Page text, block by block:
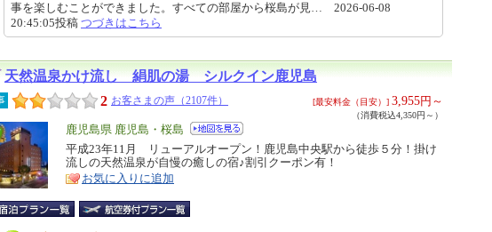
事を楽しむことができました。すべての部屋から桜島が見… 2026-06-08
20:45:05投稿 つづきはこちら
天然温泉かけ流し 絹肌の湯 シルクイン鹿児島
2 お客さまの声（2107件） [最安料金（目安）] 3,955円～
（消費税込4,350円～）
エ
リ
ア
鹿児島県 鹿児島・桜島
特
徴
平成23年11月 リューアルオープン！鹿児島中央駅から徒歩５分！掛け
流しの天然温泉が自慢の癒しの宿♪割引クーポン有！
お気に入りに追加